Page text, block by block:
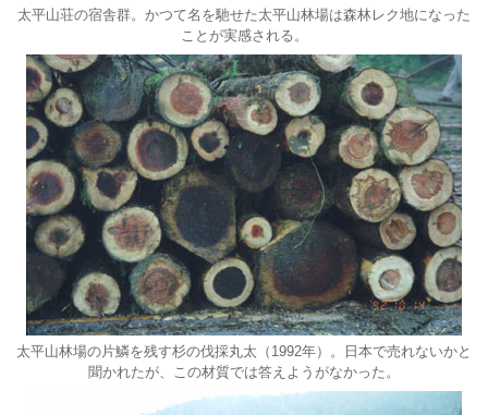
太平山荘の宿舎群。かつて名を馳せた太平山林場は森林レク地になった
ことが実感される。
太平山林場の片鱗を残す杉の伐採丸太（1992年）。日本で売れないかと
聞かれたが、この材質では答えようがなかった。